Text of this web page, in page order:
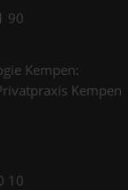
90
Kempen:
Kempen
10